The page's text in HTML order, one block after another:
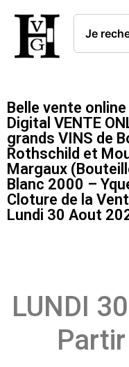
Belle vente
Digital VENTE
grands VINS de
Rothschild et
Margaux
Blanc 2000 –
Cloture de la
Lundi 30 Aout
LUNDI